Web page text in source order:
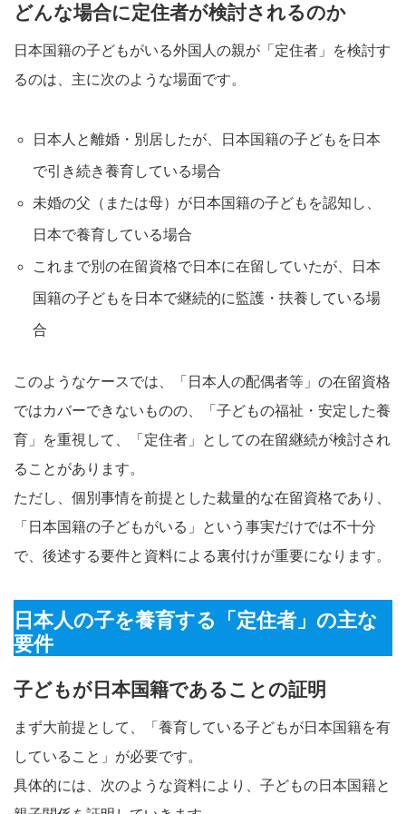
どんな場合に定住者が検討されるのか
日本国籍の子どもがいる外国人の親が「定住者」を検討す
るのは、主に次のような場面です。
日本人と離婚・別居したが、日本国籍の子どもを日本
で引き続き養育している場合
未婚の父（または母）が日本国籍の子どもを認知し、
日本で養育している場合
これまで別の在留資格で日本に在留していたが、日本
国籍の子どもを日本で継続的に監護・扶養している場
合
このようなケースでは、「日本人の配偶者等」の在留資格
ではカバーできないものの、「子どもの福祉・安定した養
育」を重視して、「定住者」としての在留継続が検討され
ることがあります。
ただし、個別事情を前提とした裁量的な在留資格であり、
「日本国籍の子どもがいる」という事実だけでは不十分
で、後述する要件と資料による裏付けが重要になります。
日本人の子を養育する「定住者」の主な
要件
子どもが日本国籍であることの証明
まず大前提として、「養育している子どもが日本国籍を有
していること」が必要です。
具体的には、次のような資料により、子どもの日本国籍と